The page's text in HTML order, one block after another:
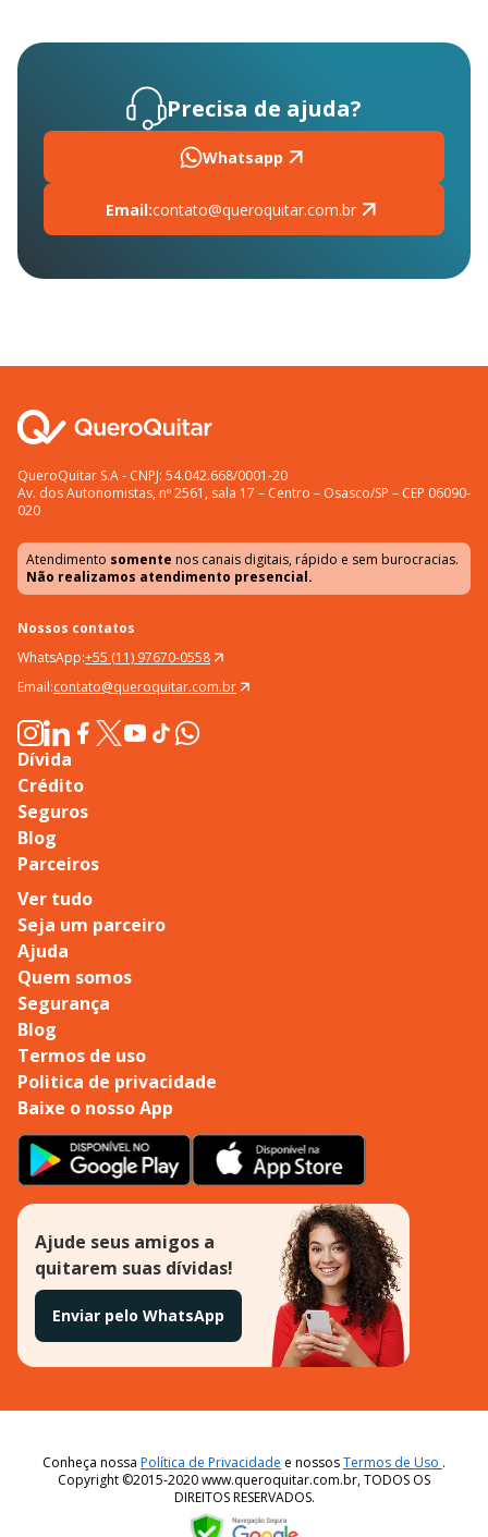
Precisa de ajuda?
Whatsapp
Email:contato@queroquitar.com.br
QueroQuitar S.A - CNPJ: 54.042.668/0001-20
Av. dos Autonomistas, nº 2561, sala 17 – Centro – Osasco/SP – CEP 06090-
020
Atendimento somente nos canais digitais, rápido e sem burocracias.
Não realizamos atendimento presencial.
Nossos contatos
WhatsApp:+55 (11) 97670-0558
Email:contato@queroquitar.com.br
Dívida
Crédito
Seguros
Blog
Parceiros
Ver tudo
Seja um parceiro
Ajuda
Quem somos
Segurança
Blog
Termos de uso
Politica de privacidade
Baixe o nosso App
Ajude seus amigos a
quitarem suas dívidas!
Enviar pelo WhatsApp
Conheça nossa Política de Privacidade e nossosTermos de Uso .
Copyright ©2015-2020 www.queroquitar.com.br, TODOS OS
DIREITOS RESERVADOS.